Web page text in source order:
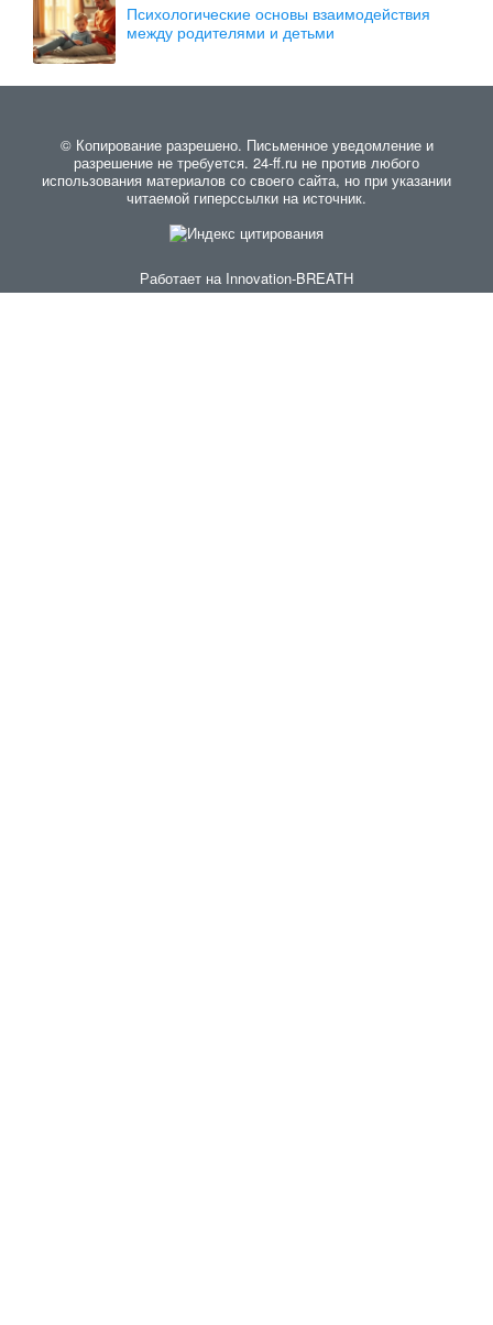
Психологические основы взаимодействия
между родителями и детьми
© Копирование разрешено. Письменное уведомление и
разрешение не требуется. 24-ff.ru не против любого
использования материалов со своего сайта, но при указании
читаемой гиперссылки на источник.
Работает на Innovation-BREATH